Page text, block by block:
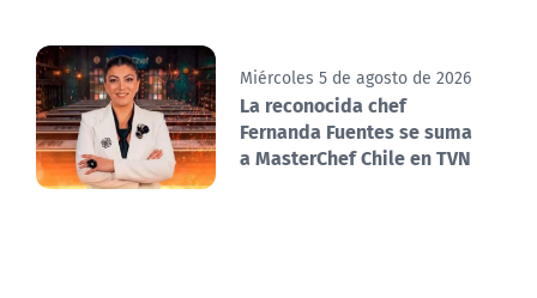
Miércoles 5 de agosto de 2026
La reconocida chef
Fernanda Fuentes se suma
a MasterChef Chile en TVN